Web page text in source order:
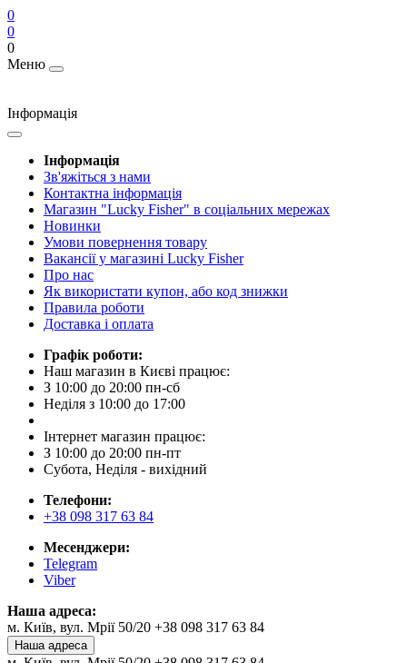
0
0
0
Меню
Інформація
Інформація
Зв'яжіться з нами
Контактна інформація
Магазин "Lucky Fisher" в соціальних мережах
Новинки
Умови повернення товару
Вакансії у магазині Lucky Fisher
Про нас
Як використати купон, або код знижки
Правила роботи
Доставка і оплата
Графік роботи:
Наш магазин в Києві працює:
З 10:00 до 20:00 пн-сб
Неділя з 10:00 до 17:00
Інтернет магазин працює:
З 10:00 до 20:00 пн-пт
Субота, Неділя - вихідний
Телефони:
+38 098 317 63 84
Месенджери:
Telegram
Viber
Наша адреса:
м. Київ, вул. Мрії 50/20 +38 098 317 63 84
Наша адреса